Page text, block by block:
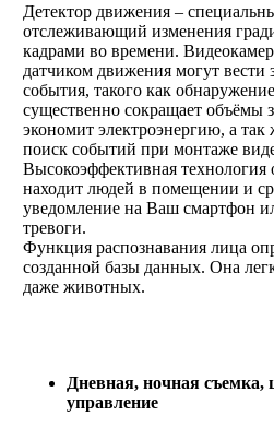
Детектор движения –
отслеживающий изменения
кадрами во времени.
датчиком движения могут вести
события, такого как
существенно сокращает объёмы
экономит электроэнергию, а
поиск событий при монтаже
Высокоэффективная технология
находит людей в помещении и
уведомление на Ваш смартфон
тревоги.
Функция распознавания лица
созданной базы данных. Она
даже животных.
Дневная, ночная съемка,
управление